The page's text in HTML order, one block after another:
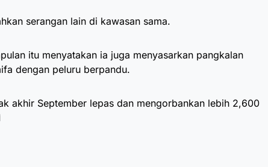
serangan lain di kawasan sama.
itu menyatakan ia juga menyasarkan pangkalan
dengan peluru berpandu.
akhir September lepas dan mengorbankan lebih 2,600